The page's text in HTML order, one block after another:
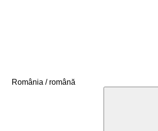
România / română